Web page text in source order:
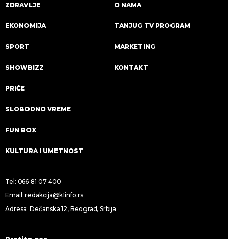
ZDRAVLJE
EKONOMIJA
SPORT
SHOWBIZZ
PRIČE
SLOBODNO VREME
FUN BOX
KULTURA I UMETNOST
O NAMA
TANJUG TV PROGRAM
MARKETING
KONTAKT
Tel: 066 81 07 400
Email:redakcija@k1info.rs
Adresa: Dečanska 12, Beograd, Srbija